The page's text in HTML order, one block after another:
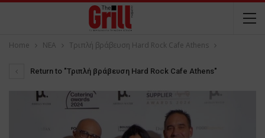
Home NEA Τριπλή βράβευση Hard Rock Cafe Athens
Return to "Τριπλή βράβευση Hard Rock Cafe Athens"